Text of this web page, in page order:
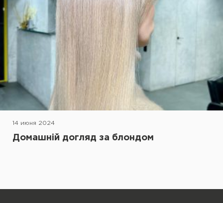
14 июня 2024
Домашній догляд за блондом